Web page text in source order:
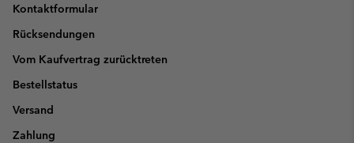
Kontaktformular
Rücksendungen
Vom Kaufvertrag zurücktreten
Bestellstatus
Versand
Zahlung